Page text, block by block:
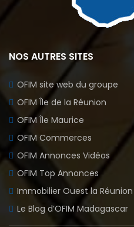
NOS AUTRES SITES
OFIM site web du groupe
OFIM Île de la Réunion
OFIM Île Maurice
OFIM Commerces
OFIM Annonces Vidéos
OFIM Top Annonces
Immobilier Ouest la Réunion
Le Blog d’OFIM Madagascar